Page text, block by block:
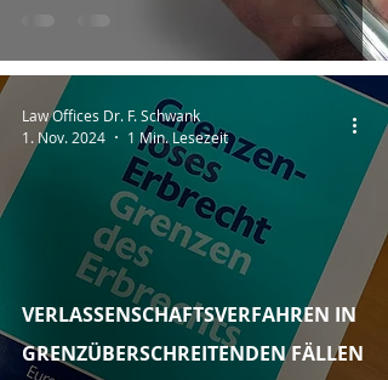
VERLASSENSCHAFTSVERFAHREN IN
GRENZÜBERSCHREITENDEN FÄLLEN
Law Offices Dr. F. Schwank
1. Nov. 2024
1 Min. Lesezeit